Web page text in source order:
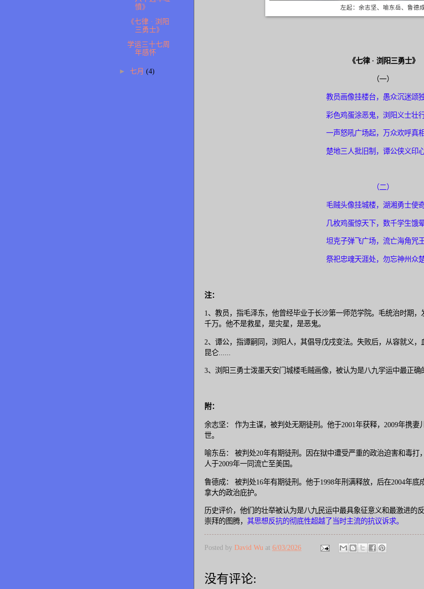
左起：余志坚、喻东岳、鲁德
《七律 · 浏阳三勇士》
（一）
教员画像挂楼台，愚众沉迷颂独
彩色鸡蛋涂恶鬼，浏阳义士壮行
一声怒吼广场起，万众欢呼真相
楚地三人批旧制，谭公侠义印心
（二）
毛贼头像挂城楼，湖湘勇士使奇
几枚鸡蛋惊天下，数千学生饿晕
坦克子弹飞广场，流亡海角咒王
祭祀忠魂天涯处，勿忘神州众楚
注：
1、教员，指毛泽东，他曾经毕业于长沙第一师范学院。毛统治时期
千万。他不是救星，是灾星，是恶鬼。
2、谭公，指谭嗣同，浏阳人，其倡导戊戌变法。失败后，从容就义
昆仑......
3、浏阳三勇士泼墨天安门城楼毛贼画像，被认为是八九学运中最正确
附：
余志坚： 作为主谋，被判处无期徒刑。他于2001年获释，2009年携
世。
喻东岳： 被判处20年有期徒刑。因在狱中遭受严重的政治迫害和毒
人于2009年一同流亡至美国。
鲁德成： 被判处16年有期徒刑。他于1998年刑满释放，后在2004年
拿大的政治庇护。
历史评价，他们的壮举被认为是八九民运中最具象征意义和最激进的
崇拜的图腾， 其思想反抗的彻底性超越了当时主流的抗议诉求。
Posted by David Wu at 6/03/2026
没有评论:
憤》
《七律 · 浏阳
三勇士》
学运三十七周
年感怀
► 七月 (4)